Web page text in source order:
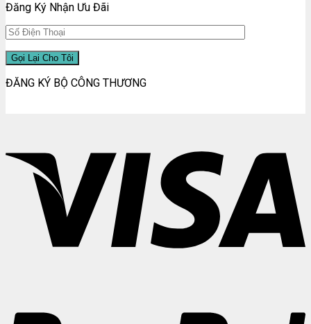
Đăng Ký Nhận Ưu Đãi
ĐĂNG KÝ BỘ CÔNG THƯƠNG